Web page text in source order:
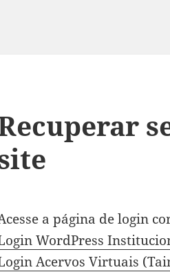
a página de login
WordPress
Acervos Virtuais